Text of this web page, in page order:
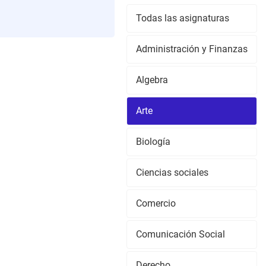
Todas las asignaturas
Administración y Finanzas
Algebra
Arte
Biología
Ciencias sociales
Comercio
Comunicación Social